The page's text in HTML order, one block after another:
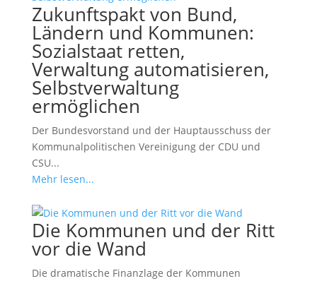
Zukunftspakt von Bund,
Ländern und Kommunen:
Sozialstaat retten,
Verwaltung automatisieren,
Selbstverwaltung
ermöglichen
Der Bundesvorstand und der Hauptausschuss der
Kommunalpolitischen Vereinigung der CDU und
CSU...
Mehr lesen...
Die Kommunen und der Ritt
vor die Wand
Die dramatische Finanzlage der Kommunen